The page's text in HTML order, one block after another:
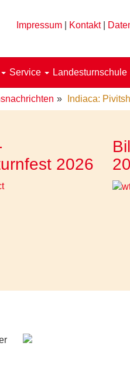
Impressum Kontakt|
Service Landesturnschule
Indiaca:
2026